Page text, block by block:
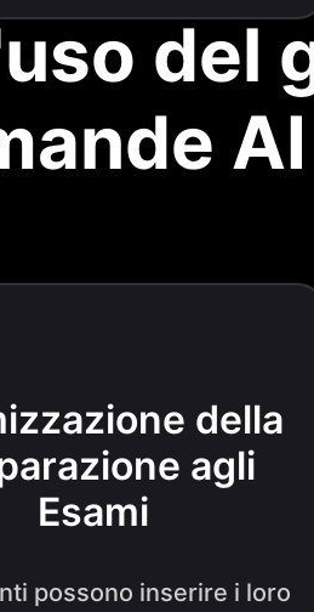
del
AI
della
agli
Esami
possono inserire i loro